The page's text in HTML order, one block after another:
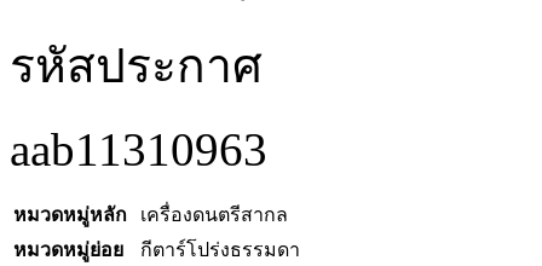
รหัสประกาศ
aab11310963
หมวดหมู่หลัก
เครื่องดนตรีสากล
หมวดหมู่ย่อย
กีตาร์โปร่งธรรมดา